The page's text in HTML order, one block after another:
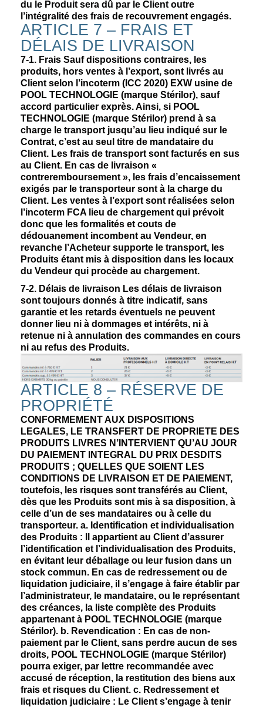
du le Produit sera dû par le Client outre
l’intégralité des frais de recouvrement engagés.
ARTICLE 7 – FRAIS ET
DÉLAIS DE LIVRAISON
7-1. Frais Sauf dispositions contraires, les
produits, hors ventes à l’export, sont livrés au
Client selon l’incoterm (ICC 2020) EXW usine de
POOL TECHNOLOGIE (marque Stérilor), sauf
accord particulier exprès. Ainsi, si POOL
TECHNOLOGIE (marque Stérilor) prend à sa
charge le transport jusqu’au lieu indiqué sur le
Contrat, c’est au seul titre de mandataire du
Client. Les frais de transport sont facturés en sus
au Client. En cas de livraison «
contreremboursement », les frais d’encaissement
exigés par le transporteur sont à la charge du
Client. Les ventes à l’export sont réalisées selon
l’incoterm FCA lieu de chargement qui prévoit
donc que les formalités et couts de
dédouanement incombent au Vendeur, en
revanche l’Acheteur supporte le transport, les
Produits étant mis à disposition dans les locaux
du Vendeur qui procède au chargement.
7-2. Délais de livraison Les délais de livraison
sont toujours donnés à titre indicatif, sans
garantie et les retards éventuels ne peuvent
donner lieu ni à dommages et intérêts, ni à
retenue ni à annulation des commandes en cours
ni au refus des Produits.
ARTICLE 8 – RÉSERVE DE
PROPRIÉTÉ
CONFORMEMENT AUX DISPOSITIONS
LEGALES, LE TRANSFERT DE PROPRIETE DES
PRODUITS LIVRES N’INTERVIENT QU’AU JOUR
DU PAIEMENT INTEGRAL DU PRIX DESDITS
PRODUITS ; QUELLES QUE SOIENT LES
CONDITIONS DE LIVRAISON ET DE PAIEMENT,
toutefois, les risques sont transférés au Client,
dès que les Produits sont mis à sa disposition, à
celle d’un de ses mandataires ou à celle du
transporteur. a. Identification et individualisation
des Produits : Il appartient au Client d’assurer
l’identification et l’individualisation des Produits,
en évitant leur déballage ou leur fusion dans un
stock commun. En cas de redressement ou de
liquidation judiciaire, il s’engage à faire établir par
l’administrateur, le mandataire, ou le représentant
des créances, la liste complète des Produits
appartenant à POOL TECHNOLOGIE (marque
Stérilor). b. Revendication : En cas de non-
paiement par le Client, sans perdre aucun de ses
droits, POOL TECHNOLOGIE (marque Stérilor)
pourra exiger, par lettre recommandée avec
accusé de réception, la restitution des biens aux
frais et risques du Client. c. Redressement et
liquidation judiciaire : Le Client s’engage à tenir